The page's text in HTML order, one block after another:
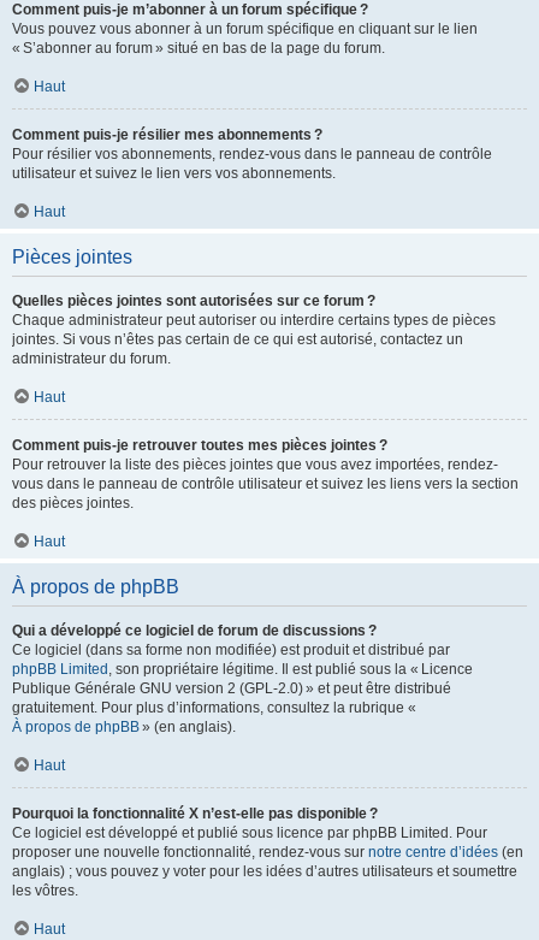
Comment puis-je m’abonner à un forum spécifique ?
Vous pouvez vous abonner à un forum spécifique en cliquant sur le lien
« S’abonner au forum » situé en bas de la page du forum.
Haut
Comment puis-je résilier mes abonnements ?
Pour résilier vos abonnements, rendez-vous dans le panneau de contrôle
utilisateur et suivez le lien vers vos abonnements.
Haut
Pièces jointes
Quelles pièces jointes sont autorisées sur ce forum ?
Chaque administrateur peut autoriser ou interdire certains types de pièces
jointes. Si vous n’êtes pas certain de ce qui est autorisé, contactez un
administrateur du forum.
Haut
Comment puis-je retrouver toutes mes pièces jointes ?
Pour retrouver la liste des pièces jointes que vous avez importées, rendez-
vous dans le panneau de contrôle utilisateur et suivez les liens vers la section
des pièces jointes.
Haut
À propos de phpBB
Qui a développé ce logiciel de forum de discussions ?
Ce logiciel (dans sa forme non modifiée) est produit et distribué par
phpBB Limited , son propriétaire légitime. Il est publié sous la « Licence
Publique Générale GNU version 2 (GPL-2.0) » et peut être distribué
gratuitement. Pour plus d’informations, consultez la rubrique «
À propos de phpBB» (en anglais).
Haut
Pourquoi la fonctionnalité X n’est-elle pas disponible ?
Ce logiciel est développé et publié sous licence par phpBB Limited. Pour
proposer une nouvelle fonctionnalité, rendez-vous sur notre centre d’idées (en
anglais) ; vous pouvez y voter pour les idées d’autres utilisateurs et soumettre
les vôtres.
Haut